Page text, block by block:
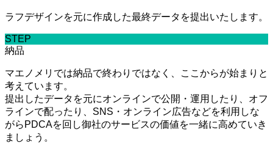
ラフデザインを元に作成した最終データを提出いたします。
STEP
納品
マエノメリでは納品で終わりではなく、ここからが始まりと
考えています。
提出したデータを元にオンラインで公開・運用したり、オフ
ラインで配ったり、SNS・オンライン広告などを利用しな
がらPDCAを回し御社のサービスの価値を一緒に高めていき
ましょう。